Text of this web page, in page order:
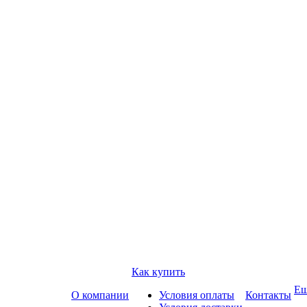
О компании
Как купить
Условия оплаты
Контакты